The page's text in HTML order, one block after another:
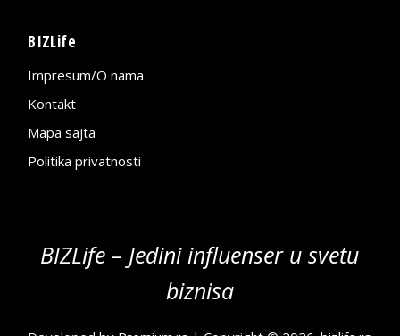
BIZLife
Impresum/O nama
Kontakt
Mapa sajta
Politika privatnosti
BIZLife – Jedini influenser u svetu
biznisa